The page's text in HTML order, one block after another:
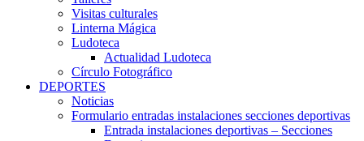
Visitas culturales
Linterna Mágica
Ludoteca
Actualidad Ludoteca
Círculo Fotográfico
DEPORTES
Noticias
Formulario entradas instalaciones secciones deportivas
Entrada instalaciones deportivas – Secciones